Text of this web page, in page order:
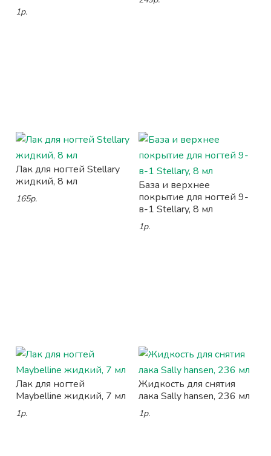
1р.
Лак для ногтей Stellary
жидкий, 8 мл
165р.
База и верхнее
покрытие для ногтей 9-
в-1 Stellary, 8 мл
1р.
Лак для ногтей
Maybelline жидкий, 7 мл
1р.
Жидкость для снятия
лака Sally hansen, 236 мл
1р.